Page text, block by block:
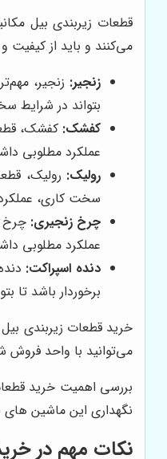
قطعات زیربندی بیل
می‌کنند و باید از کیفیت
زنجیر: زنجیر،
بتواند در شرایط
کفشک: کفشک،
عملکرد مطلوبی
رولیک: رولیک،
سخت کاری،
چرخ زنجیری: چرخ
عملکرد مطلوبی
دنده اسپراکت:
برخوردار باشد تا
خرید قطعات زیربندی
می‌توانید با واحد فروش
بررسی اهمیت خرید
نگهداری این ماشین
نکات مهم در